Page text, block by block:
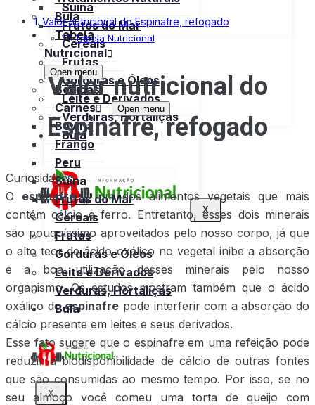
Suína
Frutos do Mar
Cereais
Frutas
Gorduras e Óleos
Leite e Derivados
Verduras, Hortaliças
Bula
X
Bula
Tabela
Nutricional
Open menu
Bebidas
Carnes
Open menu
Bovina
Frango
Peru
Suína
Frutos do Mar
Cereais
Frutas
Gorduras e Óleos
Leite e Derivados
Verduras, Hortaliças
Bula
X
Valor nutricional do Espinafre, refogado
Tabela Nutricional
Valor nutricional do
Espinafre, refogado
Curiosidades:
O espinafreé um dos alimentos vegetais que mais
contém cálcio e ferro. Entretanto, esses dois minerais
são pouquíssimo aproveitados pelo nosso corpo, já que
o alto teor de ácido oxálico no vegetal inibe a absorção
e a boa utilização desses minerais pelo nosso
organismo. Os estudos mostram também que o ácido
oxálico doespinafre pode interferir com a absorção do
cálcio presente em leites e seus derivados.
Esse fato sugere que o espinafre em uma refeição pode
reduzir a biodisponibilidade de cálcio de outras fontes
que são consumidas ao mesmo tempo. Por isso, se no
seu almoço você comeu uma torta de queijo com